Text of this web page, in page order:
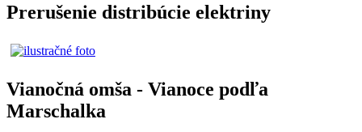
Prerušenie distribúcie elektriny
Vianočná omša - Vianoce podľa
Marschalka